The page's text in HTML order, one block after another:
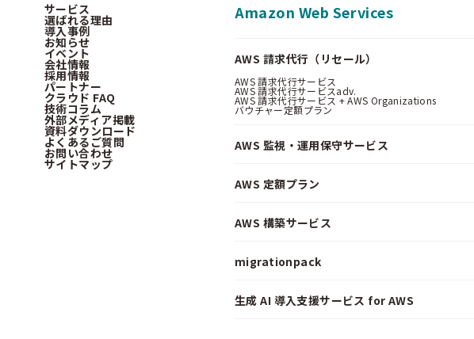
サービス
選ばれる理由
導入事例
お知らせ
イベント
会社情報
採用情報
パートナー
クラウド FAQ
技術コラム
外部メディア掲載
資料ダウンロード
よくあるご質問
お問い合わせ
サイトマップ
Amazon Web Services
AWS 請求代行（リセール）
AWS 請求代行サービス
AWS 請求代行サービスadv.
AWS 請求代行サービス + AWS Organizations
バウチャー定額プラン
AWS 監視・運用保守サービス
AWS 定額プラン
AWS 構築サービス
migrationpack
生成 AI 導入支援サービス for AWS